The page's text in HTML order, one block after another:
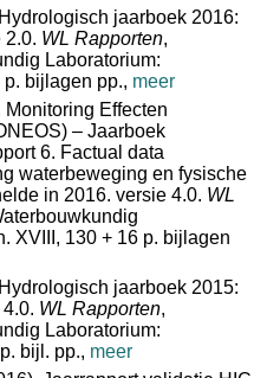
jaarboek 2016:
2.0. WL Rapporten,
Laboratorium:
bijlagen pp., meer
Monitoring Effecten
– Jaarboek
6. Factual data
waterbeweging en fysische
in 2016. versie 4.0. WL
XVIII, 130 + 16 p. bijlagen
jaarboek 2015:
WL Rapporten,
Laboratorium:
bijl. pp., meer